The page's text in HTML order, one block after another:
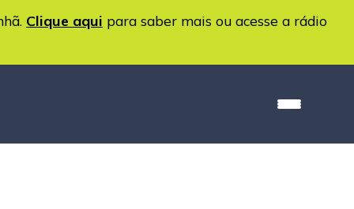
Clique aqui para saber mais ou acesse a rádio